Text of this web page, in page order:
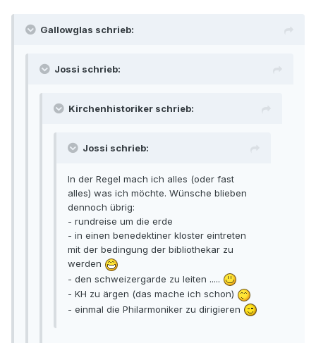
Gallowglas schrieb:
Jossi schrieb:
Kirchenhistoriker schrieb:
Jossi schrieb:
In der Regel mach ich alles (oder fast
alles) was ich möchte. Wünsche blieben
dennoch übrig:
- rundreise um die erde
- in einen benedektiner kloster eintreten
mit der bedingung der bibliothekar zu
werden
- den schweizergarde zu leiten .....
- KH zu ärgen (das mache ich schon)
- einmal die Philarmoniker zu dirigieren